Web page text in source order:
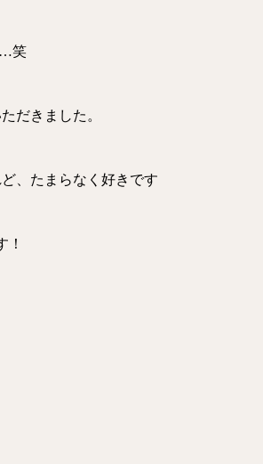
…笑
だきました。
、たまらなく好きです
！